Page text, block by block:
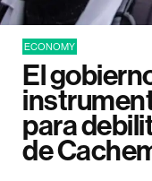
ECONOMY
El
para
de